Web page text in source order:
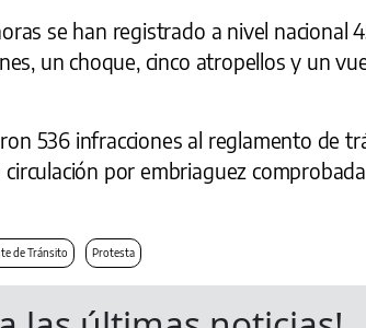
se han registrado a nivel nacional
un choque, cinco atropellos y un
536 infracciones al reglamento de
por embriaguez
de Tránsito Protesta